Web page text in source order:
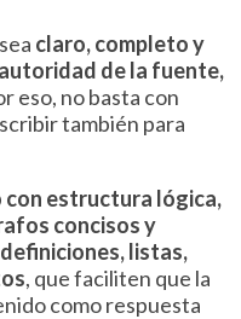
claro, completo y
autoridad de la fuente,
eso, no basta con
también para
con estructura lógica,
concisos y
definiciones, listas,
, que faciliten que la
como respuesta